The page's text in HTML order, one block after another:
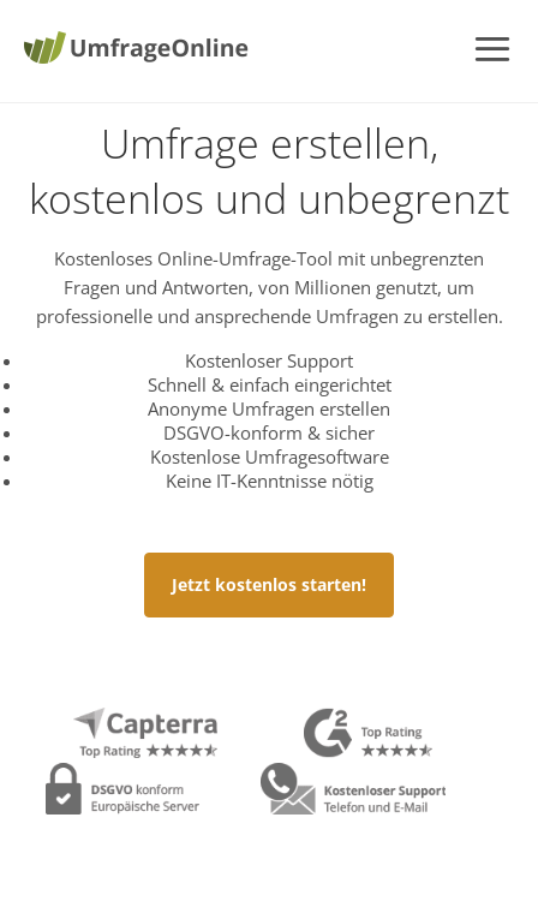
Umfrage erstellen,
kostenlos und unbegrenzt
Kostenloses Online-Umfrage-Tool mit unbegrenzten
Fragen und Antworten, von Millionen genutzt, um
professionelle und ansprechende Umfragen zu erstellen.
Kostenloser Support
Schnell & einfach eingerichtet
Anonyme Umfragen erstellen
DSGVO-konform & sicher
Kostenlose Umfragesoftware
Keine IT-Kenntnisse nötig
Jetzt kostenlos starten!